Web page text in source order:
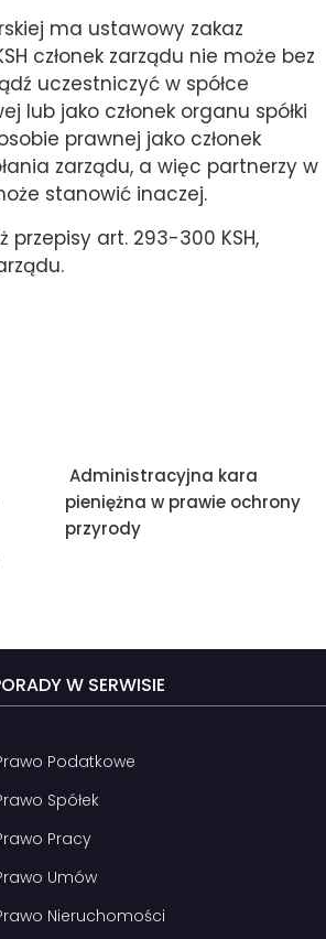
ma ustawowy zakaz
członek zarządu nie może bez
uczestniczyć w spółce
lub jako członek organu spółki
prawnej jako członek
zarządu, a więc partnerzy w
stanowić inaczej.
przepisy art. 293-300 KSH,
Administracyjna kara
pieniężna w prawie ochrony
przyrody
W SERWISIE
Podatkowe
Spółek
Pracy
Umów
Nieruchomości